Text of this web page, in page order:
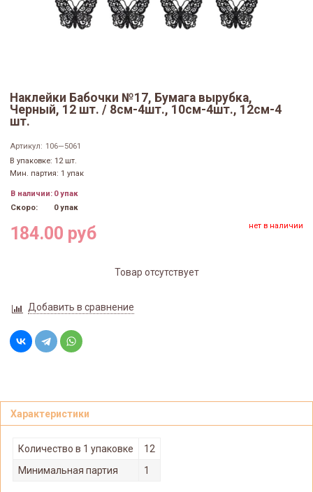
Наклейки Бабочки №17, Бумага вырубка,
Черный, 12 шт. / 8см-4шт., 10см-4шт., 12см-4
шт.
Артикул: 106—5061
В упаковке: 12 шт.
Мин. партия: 1 упак
В наличии: 0 упак
Скоро:
0 упак
184.00 руб нет в наличии
Товар отсутствует
Добавить в сравнение
Характеристики
Количество в 1 упаковке
12
Минимальная партия
1